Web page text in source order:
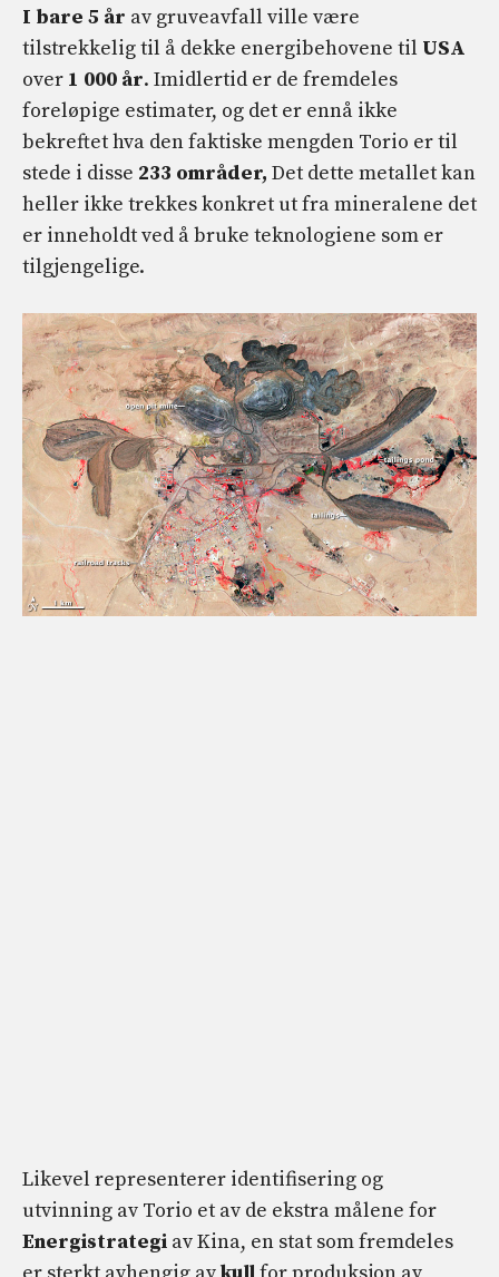
I bare 5 år av gruveavfall ville være
tilstrekkelig til å dekke energibehovene til USA
over 1 000 år. Imidlertid er de fremdeles
foreløpige estimater, og det er ennå ikke
bekreftet hva den faktiske mengden Torio er til
stede i disse 233 områder, Det dette metallet kan
heller ikke trekkes konkret ut fra mineralene det
er inneholdt ved å bruke teknologiene som er
tilgjengelige.
Likevel representerer identifisering og
utvinning av Torio et av de ekstra målene for
Energistrategi av Kina, en stat som fremdeles